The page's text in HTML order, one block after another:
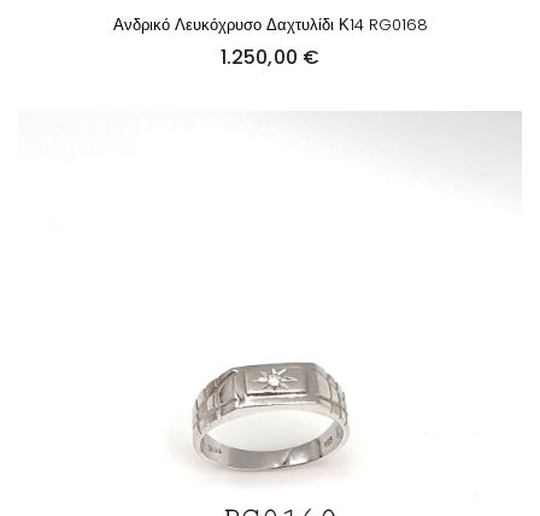
Ανδρικό Λευκόχρυσο Δαχτυλίδι Κ14 RG0168
1.250,00 €